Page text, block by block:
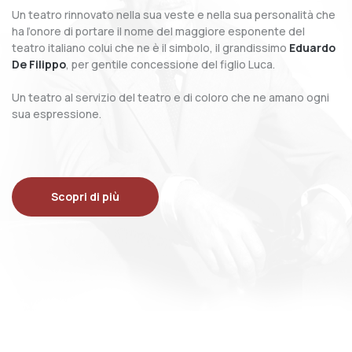
Un teatro rinnovato nella sua veste e nella sua personalità che
ha l’onore di portare il nome del maggiore esponente del
teatro italiano colui che ne è il simbolo, il grandissimo Eduardo
De Filippo, per gentile concessione del figlio Luca.
Un teatro al servizio del teatro e di coloro che ne amano ogni
sua espressione.
Scopri di più